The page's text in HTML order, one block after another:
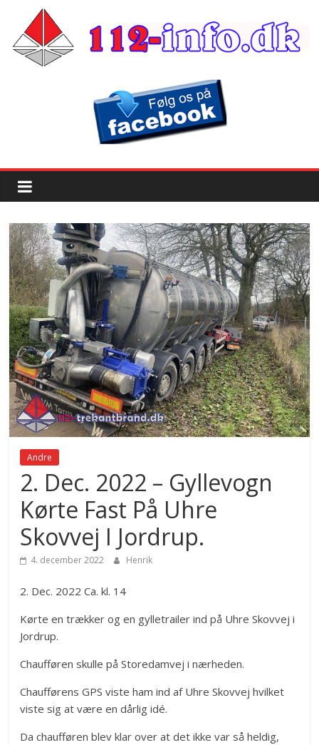
Andre
2. Dec. 2022 – Gyllevogn
Kørte Fast På Uhre
Skovvej I Jordrup.
4. december 2022 Henrik
2. Dec. 2022 Ca. kl. 14
Kørte en trækker og en gylletrailer ind på Uhre Skovvej i
Jordrup.
Chaufføren skulle på Storedamvej i nærheden.
Chaufførens GPS viste ham ind af Uhre Skovvej hvilket
viste sig at være en dårlig idé.
Da chaufføren blev klar over at det ikke var så heldig,